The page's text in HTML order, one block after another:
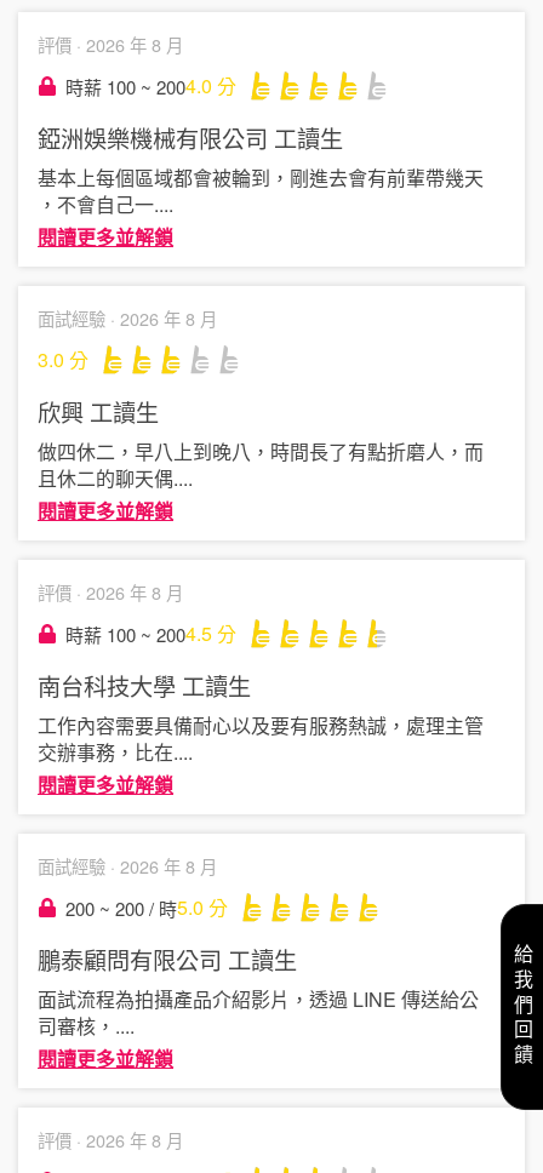
評價 · 2026 年 8 月
時薪 100 ~ 2004.0 分
錏洲娛樂機械有限公司 工讀生
基本上每個區域都會被輪到，剛進去會有前輩帶幾天
，不會自己一....
閱讀更多並解鎖
面試經驗 · 2026 年 8 月
3.0 分
欣興 工讀生
做四休二，早八上到晚八，時間長了有點折磨人，而
且休二的聊天偶....
閱讀更多並解鎖
評價 · 2026 年 8 月
時薪 100 ~ 2004.5分
南台科技大學 工讀生
工作內容需要具備耐心以及要有服務熱誠，處理主管
交辦事務，比在....
閱讀更多並解鎖
面試經驗 · 2026 年 8 月
200 ~ 200 / 時5.0 分
鵬泰顧問有限公司 工讀生
面試流程為拍攝產品介紹影片，透過 LINE 傳送給公
司審核， ....
閱讀更多並解鎖
評價 · 2026 年 8 月
給我們回饋